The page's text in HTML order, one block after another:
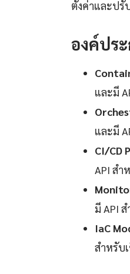
ตั้งค่าและปรั
องค์ปร
และมี
และมี
CI/CD
API ส
มี API
IaC
สำหรับ